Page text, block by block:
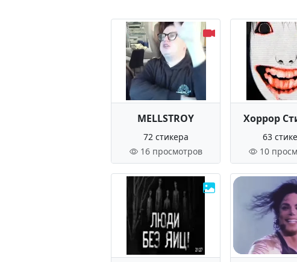
MELLSTROY
72 стикера
16 просмотров
Хоррор
63
10